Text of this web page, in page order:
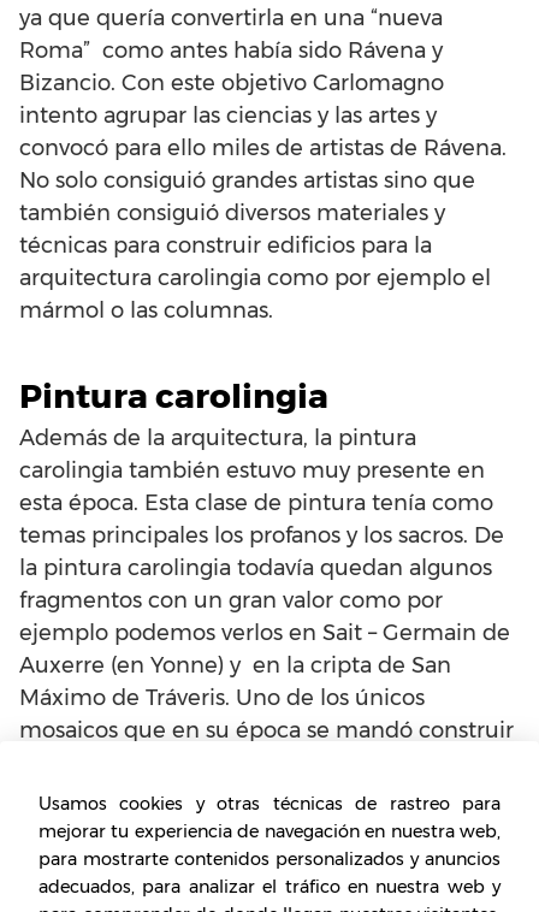
ya que quería convertirla en una “nueva
Roma” como antes había sido Rávena y
Bizancio. Con este objetivo Carlomagno
intento agrupar las ciencias y las artes y
convocó para ello miles de artistas de Rávena.
No solo consiguió grandes artistas sino que
también consiguió diversos materiales y
técnicas para construir edificios para la
arquitectura carolingia como por ejemplo el
mármol o las columnas.
Pintura carolingia
Además de la arquitectura, la pintura
carolingia también estuvo muy presente en
esta época. Esta clase de pintura tenía como
temas principales los profanos y los sacros. De
la pintura carolingia todavía quedan algunos
fragmentos con un gran valor como por
ejemplo podemos verlos en Sait – Germain de
Auxerre (en Yonne) y en la cripta de San
Máximo de Tráveris. Uno de los únicos
mosaicos que en su época se mandó construir
Prés.
A la hora de hablar sobre la pintura carolingia y
sus obras artísticas tenemos que destacar la
Usamos cookies y otras técnicas de rastreo para
mejorar tu experiencia de navegación en nuestra web,
para mostrarte contenidos personalizados y anuncios
adecuados, para analizar el tráfico en nuestra web y